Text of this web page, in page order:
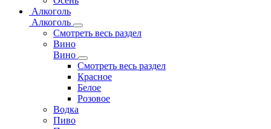
Алкоголь
Алкоголь
Смотреть весь раздел
Вино
Вино
Смотреть весь раздел
Красное
Белое
Розовое
Водка
Пиво